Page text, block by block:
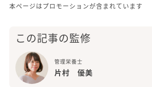
本ページはプロモーションが含まれています
この記事の監修
管理栄養士
片村 優美